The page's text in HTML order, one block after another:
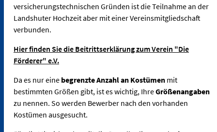
versicherungstechnischen Gründen ist die Teilnahme an der
Landshuter Hochzeit aber mit einer Vereinsmitgliedschaft
verbunden.
Hier finden Sie die Beitrittserklärung zum Verein "Die
Förderer" e.V.
Da es nur eine begrenzte Anzahl an Kostümen mit
bestimmten Größen gibt, ist es wichtig, IhreGrößenangaben
zu nennen. So werden Bewerber nach den vorhanden
Kostümen ausgesucht.